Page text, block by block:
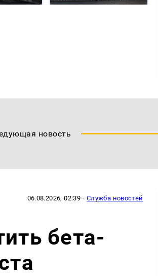
новость
06.08.2026, 02:39 · Служба новостей
бета-